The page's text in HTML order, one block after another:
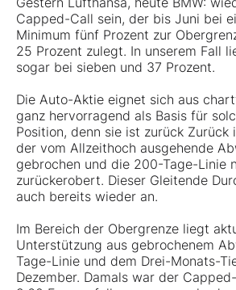
Capped-Call sein, der bis Juni bei
Minimum fünf Prozent zur
25 Prozent zulegt. In unserem Fall
sogar bei sieben und 37 Prozent.
Die Auto-Aktie eignet sich aus
ganz hervorragend als Basis für
Position, denn sie ist zurück Zurück
der vom Allzeithoch ausgehende
gebrochen und die 200-Tage-Linie
zurückerobert. Dieser Gleitende
auch bereits wieder an.
Im Bereich der Obergrenze liegt
Unterstützung aus gebrochenem
Tage-Linie und dem Drei-Monats-
Dezember. Damals war der